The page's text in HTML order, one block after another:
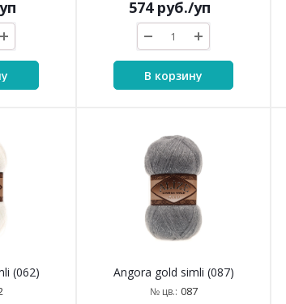
574руб./уп
В корзину
(062) Angora gold simli (087)
№ цв.: 087